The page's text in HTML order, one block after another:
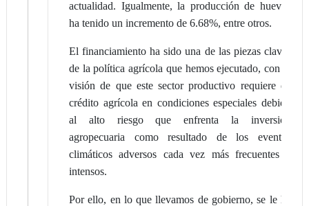
actualidad. Igualmente, la producción de huevos
ha tenido un incremento de 6.68%, entre otros.
El financiamiento ha sido una de las piezas claves
de la política agrícola que hemos ejecutado, con la
visión de que este sector productivo requiere de
crédito agrícola en condiciones especiales debido
al alto riesgo que enfrenta la inversión
agropecuaria como resultado de los eventos
climáticos adversos cada vez más frecuentes e
intensos.
Por ello, en lo que llevamos de gobierno, se le ha